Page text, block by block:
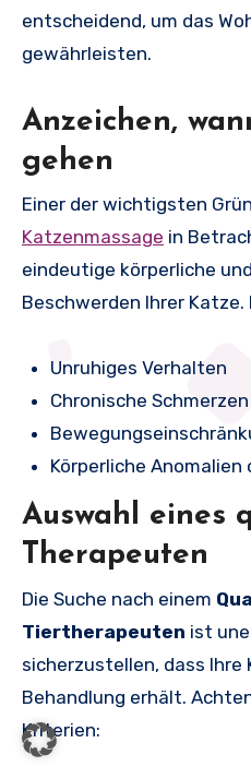
entscheidend, um das
gewährleisten.
Anzeichen,
gehen
Einer der wichtigsten
Katzenmassage in
eindeutige körperliche
Beschwerden Ihrer Katze.
Unruhiges Verhalten
Chronische
Körperliche Anomalien
Auswahl eines
Therapeuten
Die Suche nach einem
Tiertherapeuten ist
sicherzustellen, dass
Behandlung erhält.
Kriterien: